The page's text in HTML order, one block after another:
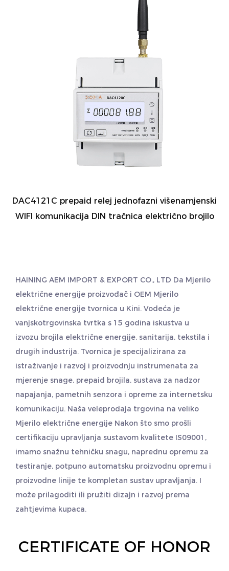
DAC4121C prepaid relej jednofazni višenamjenski
WIFI komunikacija DIN tračnica električno brojilo
HAINING AEM IMPORT & EXPORT CO., LTD Da Mjerilo
električne energije proizvođač i OEM Mjerilo
električne energije tvornica u Kini. Vodeća je
vanjskotrgovinska tvrtka s 15 godina iskustva u
izvozu brojila električne energije, sanitarija, tekstila i
drugih industrija. Tvornica je specijalizirana za
istraživanje i razvoj i proizvodnju instrumenata za
mjerenje snage, prepaid brojila, sustava za nadzor
napajanja, pametnih senzora i opreme za internetsku
komunikaciju. Naša veleprodaja trgovina na veliko
Mjerilo električne energije Nakon što smo prošli
certifikaciju upravljanja sustavom kvalitete IS09001,
imamo snažnu tehničku snagu, naprednu opremu za
testiranje, potpuno automatsku proizvodnu opremu i
proizvodne linije te kompletan sustav upravljanja. I
može prilagoditi ili pružiti dizajn i razvoj prema
zahtjevima kupaca.
CERTIFICATE OF HONOR